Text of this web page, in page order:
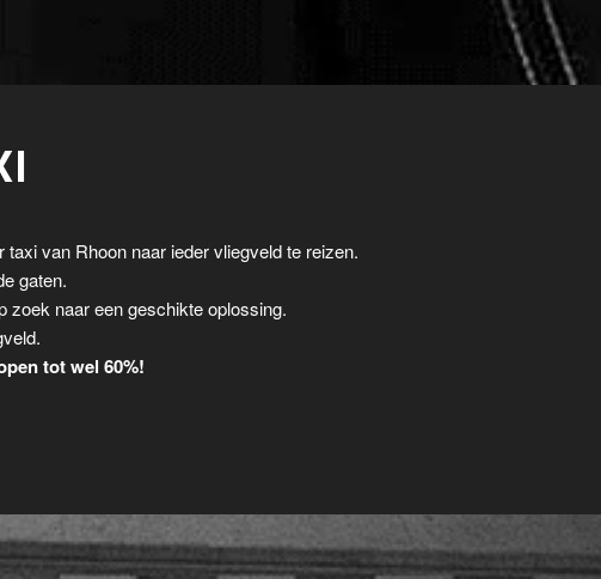
taxi van Rhoon naar ieder vliegveld te reizen.
gaten.
zoek naar een geschikte oplossing.
tot wel 60%!